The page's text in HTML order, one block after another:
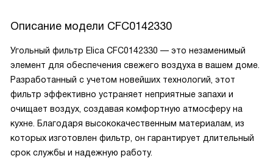
Описание модели CFC0142330
Угольный фильтр Elica CFC0142330 — это незаменимый
элемент для обеспечения свежего воздуха в вашем доме.
Разработанный с учетом новейших технологий, этот
фильтр эффективно устраняет неприятные запахи и
очищает воздух, создавая комфортную атмосферу на
кухне. Благодаря высококачественным материалам, из
которых изготовлен фильтр, он гарантирует длительный
срок службы и надежную работу.